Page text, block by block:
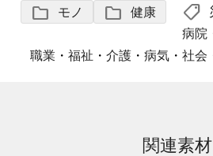
folder モノ folder 健康 shoppingmode
病院
職業 ・ 福祉 ・ 介護・ 病気・ 社会
関連素材